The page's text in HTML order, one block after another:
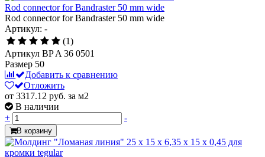
Rod connector for Bandraster 50 mm wide
Rod connector for Bandraster 50 mm wide
Артикул: -
(1)
Артикул BP A 36 0501
Размер 50
Добавить к сравнению
Отложить
от 3317.12 руб. за м2
В наличии
+
-
В корзину